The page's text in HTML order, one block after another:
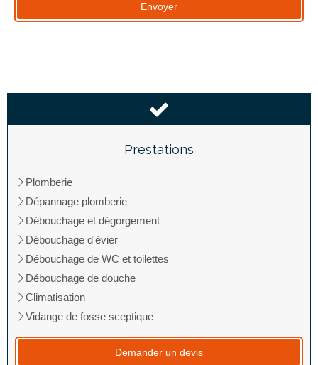
Envoyer
Prestations
Plomberie
Dépannage plomberie
Débouchage et dégorgement
Débouchage d'évier
Débouchage de WC et toilettes
Débouchage de douche
Climatisation
Vidange de fosse sceptique
Demander un devis